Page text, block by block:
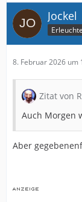
Jockel
8. Februar 2026 um
Zitat von
Auch Morgen
Aber